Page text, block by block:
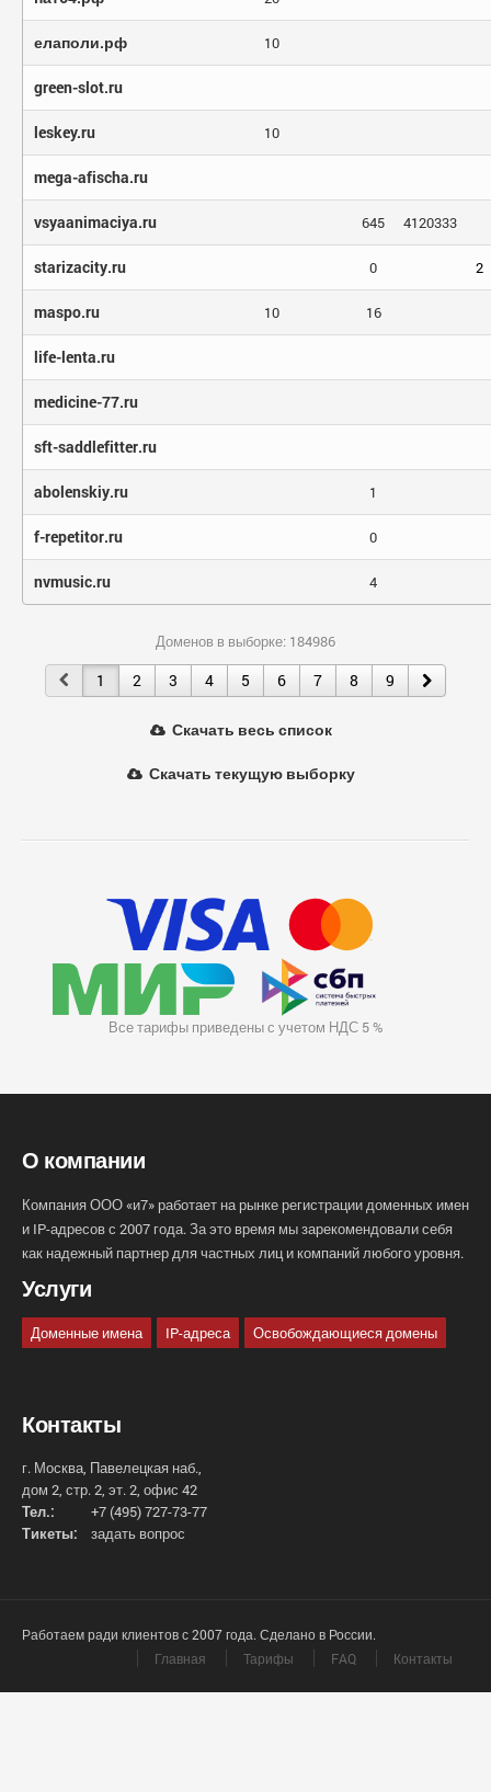
елаполи.рф 10
green-slot.ru
leskey.ru 10
mega-afischa.ru
vsyaanimaciya.ru 645 4120333
starizacity.ru 0 2
maspo.ru 10 16
life-lenta.ru
medicine-77.ru
sft-saddlefitter.ru
abolenskiy.ru 1
f-repetitor.ru 0
nvmusic.ru 4
Доменов в выборке: 184986
1 2 3 4 5 6 7 8 9
Скачать весь список
Скачать текущую выборку
Все тарифы приведены с учетом НДС 5 %
О компании
Компания ООО «и7» работает на рынке регистрации доменных имен
и IP-адресов с 2007 года. За это время мы зарекомендовали себя
как надежный партнер для частных лиц и компаний любого уровня.
Услуги
Доменные имена IP-адреса Освобождающиеся домены
Контакты
г. Москва, Павелецкая наб.,
дом 2, стр. 2, эт. 2, офис 42
Тел.:
+7 (495) 727-73-77
Тикеты:
задать вопрос
Работаем ради клиентов с 2007 года. Сделано в России.
Главная
Тарифы FAQ Контакты